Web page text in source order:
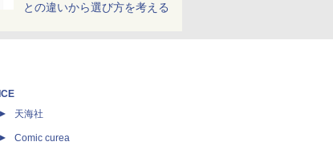
との違いから選び方を考える
ICE
天海社
Comic curea